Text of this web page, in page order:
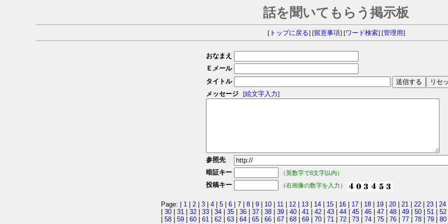
話を聞いてもらう掲示板
[トップに戻る] [留意事項] [ワード検索] [管理用]
おなまえ
Ｅメール
タイトル
メッセージ
[絵文字入力]
参照先
暗証キー
（英数字で8文字以内）
投稿キー （右画像の数字を入力）
Page: | 1 2 3 4 5 6 7 8 9 10 11 12 13 14 15 16 17 18 19 20 21 22 23 24
30 31 32 33 34 35 36 37 38 39 40 41 42 43 44 45 46 47 48 49 50 51 52
58 59 60 61 62 63 64 65 66 67 68 69 70 71 72 73 74 75 76 77 78 79 80